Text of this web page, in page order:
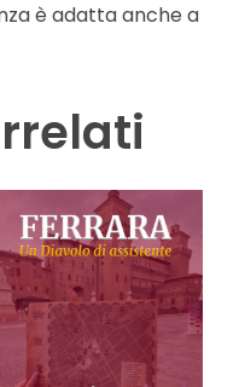
è adatta anche a